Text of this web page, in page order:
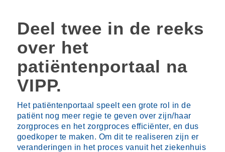
Deel twee in de reeks
over het
patiëntenportaal na
VIPP.
Het patiëntenportaal speelt een grote rol in de
patiënt nog meer regie te geven over zijn/haar
zorgproces en het zorgproces efficiënter, en dus
goedkoper te maken. Om dit te realiseren zijn er
veranderingen in het proces vanuit het ziekenhuis